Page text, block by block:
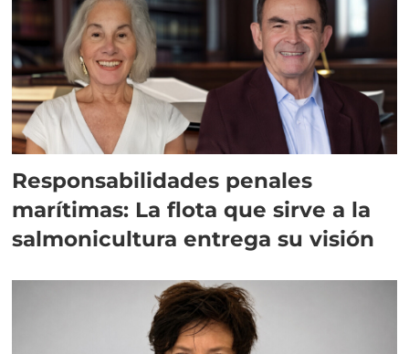
Responsabilidades penales
marítimas: La flota que sirve a la
salmonicultura entrega su visión